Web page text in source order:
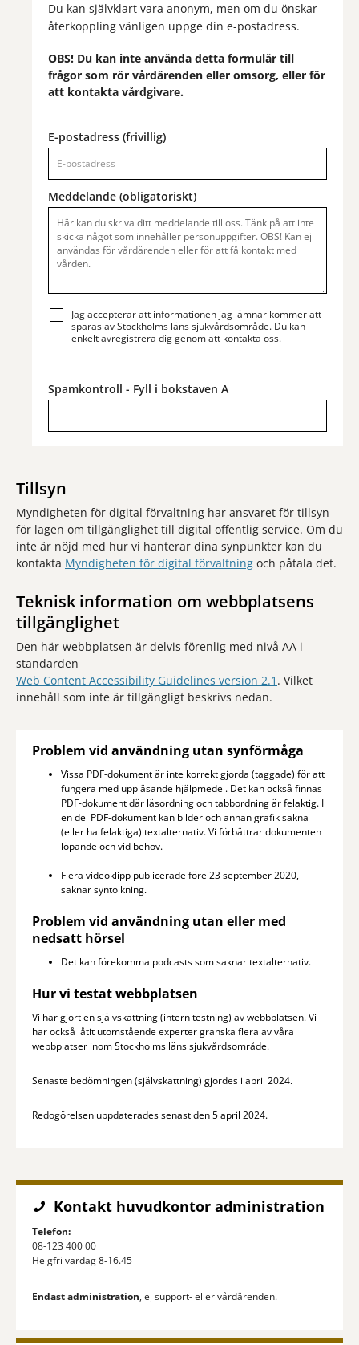
Du kan självklart vara anonym, men om du önskar
återkoppling vänligen uppge din e-postadress.
OBS! Du kan inte använda detta formulär till
frågor som rör vårdärenden eller omsorg, eller för
att kontakta vårdgivare.
E-postadress (frivillig)
Meddelande (obligatoriskt)
Jag accepterar att informationen jag lämnar kommer att
sparas av Stockholms läns sjukvårdsområde. Du kan
enkelt avregistrera dig genom att kontakta oss.
Spamkontroll - Fyll i bokstaven A
Tillsyn
Myndigheten för digital förvaltning har ansvaret för tillsyn
för lagen om tillgänglighet till digital offentlig service. Om du
inte är nöjd med hur vi hanterar dina synpunkter kan du
kontakta Myndigheten för digital förvaltning och påtala det.
Teknisk information om webbplatsens
tillgänglighet
Den här webbplatsen är delvis förenlig med nivå AA i
standarden
Web Content Accessibility Guidelines version 2.1 . Vilket
innehåll som inte är tillgängligt beskrivs nedan.
Problem vid användning utan synförmåga
Vissa PDF-dokument är inte korrekt gjorda (taggade) för att
fungera med uppläsande hjälpmedel. Det kan också finnas
PDF-dokument där läsordning och tabbordning är felaktig. I
en del PDF-dokument kan bilder och annan grafik sakna
(eller ha felaktiga) textalternativ. Vi förbättrar dokumenten
löpande och vid behov.
Flera videoklipp publicerade före 23 september 2020,
saknar syntolkning.
Problem vid användning utan eller med
nedsatt hörsel
Det kan förekomma podcasts som saknar textalternativ.
Hur vi testat webbplatsen
Vi har gjort en självskattning (intern testning) av webbplatsen. Vi
har också låtit utomstående experter granska flera av våra
webbplatser inom Stockholms läns sjukvårdsområde.
Senaste bedömningen (självskattning) gjordes i april 2024.
Redogörelsen uppdaterades senast den 5 april 2024.
Kontakt huvudkontor administration
Telefon:
08-123 400 00
Helgfri vardag 8-16.45
Endast administration, ej support- eller vårdärenden.